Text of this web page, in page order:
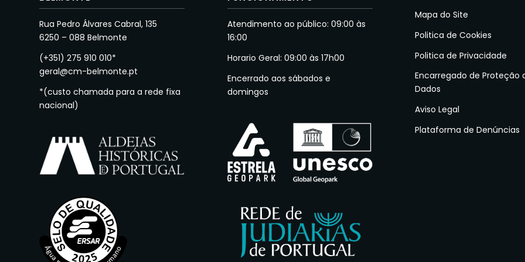
Rua Pedro Álvares Cabral, 135
6250 – 088 Belmonte
(+351) 275 910 010*
geral@cm-belmonte.pt
*(custo chamada para a rede fixa
nacional)
Atendimento ao público: 09:00 às
16:00
Horario Geral: 09:00 às 17h00
Encerrado aos sábados e
domingos
Mapa do Site
Politica de Cookies
Politica de Privacidade
Encarregado de Proteção
Dados
Aviso Legal
Plataforma de Denúncias